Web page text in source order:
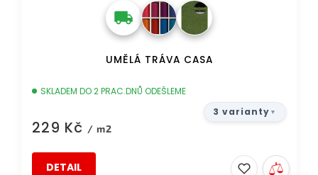
UMĚLÁ TRÁVA CASA
SKLADEM DO 2 PRAC.DNŮ ODEŠLEME
229 Kč / m2
DETAIL
3 varianty